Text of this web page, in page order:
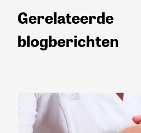
Gerelateerde
blogberichten